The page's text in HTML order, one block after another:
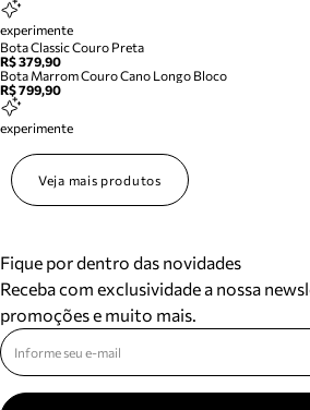
experimente
Bota Classic Couro Preta
R$ 379,90
Bota Marrom Couro Cano Longo Bloco
R$ 799,90
experimente
Veja mais produtos
Fique por dentro das novidades
Receba com exclusividade a nossa
promoções e muito mais.